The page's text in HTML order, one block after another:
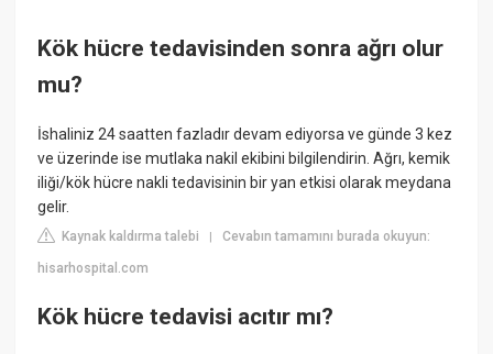
Kök hücre tedavisinden sonra ağrı olur
mu?
İshaliniz 24 saatten fazladır devam ediyorsa ve günde 3 kez
ve üzerinde ise mutlaka nakil ekibini bilgilendirin. Ağrı, kemik
iliği/kök hücre nakli tedavisinin bir yan etkisi olarak meydana
gelir.
Kaynak kaldırma talebi |Cevabın tamamını burada okuyun:
hisarhospital.com
Kök hücre tedavisi acıtır mı?